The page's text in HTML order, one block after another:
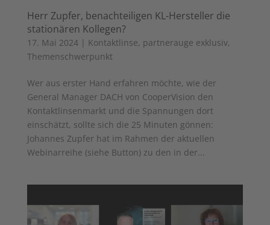
Herr Zupfer, benachteiligen KL-Hersteller die
stationären Kollegen?
17. Mai 2024| Kontaktlinse, partnerauge exklusiv,
Themenschwerpunkt
Wer aus erster Hand erfahren möchte, wie der
General Manager DACH von CooperVision den
Kontaktlinsenmarkt und die Spannungen dort
einschätzt, sollte sich die 25 Minuten gönnen:
Johannes Zupfer hat im Rahmen der aktuellen
Webinarreihe (siehe Button) zu den in der...